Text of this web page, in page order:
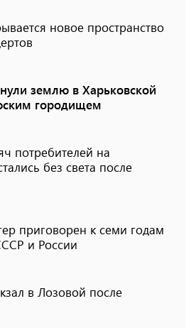
новое пространство
землю в Харьковской
городищем
потребителей на
без света после
приговорен к семи годам
и России
в Лозовой после